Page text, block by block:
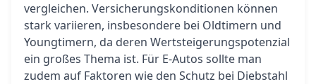
vergleichen. Versicherungskonditionen können
stark variieren, insbesondere bei Oldtimern und
Youngtimern, da deren Wertsteigerungspotenzial
ein großes Thema ist. Für E-Autos sollte man
zudem auf Faktoren wie den Schutz bei Diebstahl